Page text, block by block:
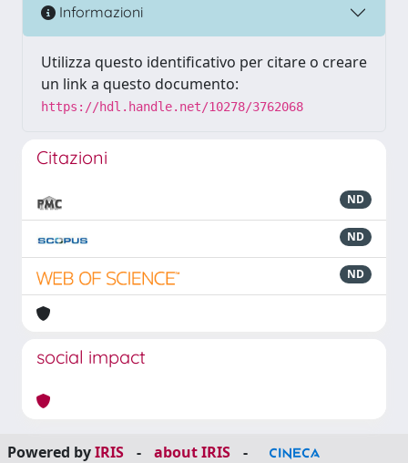
Informazioni
Utilizza questo identificativo per citare o creare
un link a questo documento:
https://hdl.handle.net/10278/3762068
Citazioni
ND
ND
ND
social impact
Powered byIRIS - about IRIS -